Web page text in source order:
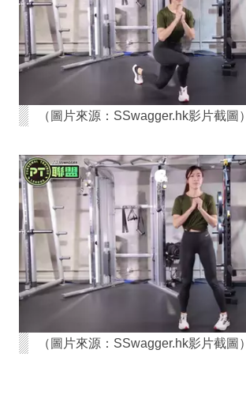
（圖片來源：SSwagger.hk影片截圖）
（圖片來源：SSwagger.hk影片截圖）